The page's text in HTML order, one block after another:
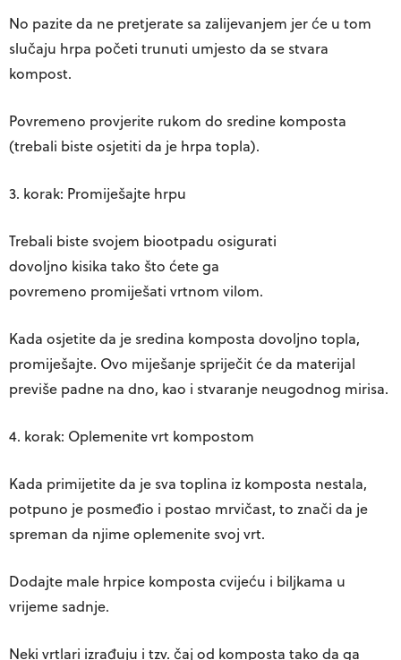
No pazite da ne pretjerate sa zalijevanjem jer će u tom
slučaju hrpa početi trunuti umjesto da se stvara
kompost.
Povremeno provjerite rukom do sredine komposta
(trebali biste osjetiti da je hrpa topla).
3. korak: Promiješajte hrpu
Trebali biste svojem biootpadu osigurati
dovoljno kisika tako što ćete ga
povremeno promiješati vrtnom vilom.
Kada osjetite da je sredina komposta dovoljno topla,
promiješajte. Ovo miješanje spriječit će da materijal
previše padne na dno, kao i stvaranje neugodnog mirisa.
4. korak: Oplemenite vrt kompostom
Kada primijetite da je sva toplina iz komposta nestala,
potpuno je posmeđio i postao mrvičast, to znači da je
spreman da njime oplemenite svoj vrt.
Dodajte male hrpice komposta cvijeću i biljkama u
vrijeme sadnje.
Neki vrtlari izrađuju i tzv. čaj od komposta tako da ga